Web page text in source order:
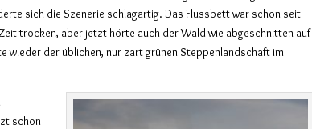
sich die Szenerie schlagartig. Das Flussbett war schon seit
trocken, aber jetzt hörte auch der Wald wie abgeschnitten auf
wieder der üblichen, nur zart grünen Steppenlandschaft im
schon